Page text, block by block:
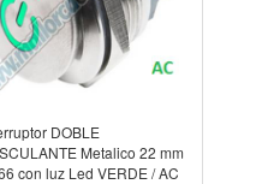
DOBLE
Metalico 22 mm
con luz Led VERDE / AC